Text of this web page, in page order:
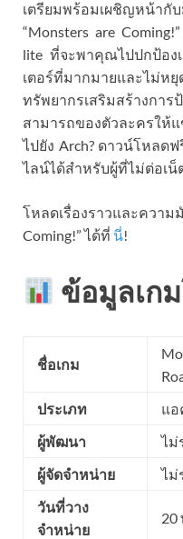
เตรียมพร้อมเผชิญหน้ากั
“Monsters are
lite ที่จะพาคุณไปปกป้อง
เตอร์ที่มากมายและไ
ทรัพยากรเสริมสร้าง
สามารถของตัวละครให้
ไปยัง Arch? ดาวน์โหลด
ไลน์ได้สำหรับผู้ที่ไม่ต่อเน็
โหลดเรื่องราวและความ
Coming!” ได้ที่ นี่!
ข้อมูลเก
ชื่อเกม
ประเภท
แอ
ผู้พัฒนา
ไม่
ผู้จัดจำหน่าย
ไม่
วันที่วาง
จำหน่าย
20